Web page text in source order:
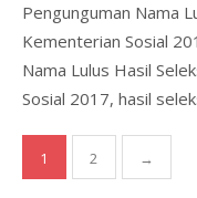
Pengunguman Nama
Kementerian Sosial
Nama Lulus Hasil
Sosial 2017, hasil
Posts
pagination
1 2 →